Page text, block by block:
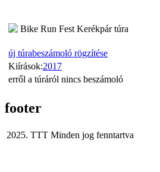
Bike Run Fest Kerékpár túra
új túrabeszámoló rögzítése
Kiírások:2017
erről a túráról nincs beszámoló
footer
2025. TTT Minden jog fenntartva